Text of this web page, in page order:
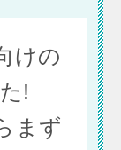
けの
!
まず